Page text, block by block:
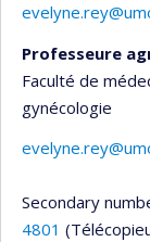
Professeure
Faculté de
gynécologie
Secondary
4801